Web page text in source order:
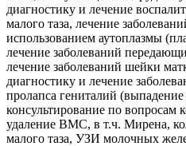
диагностику и лечение
малого таза, лечение
использованием аутоплазмы
лечение заболеваний
лечение заболеваний шейки
диагностику и лечение
пролапса гениталий
консультирование по вопросам
удаление ВМС, в т.ч. Мирена,
малого таза, УЗИ молочных